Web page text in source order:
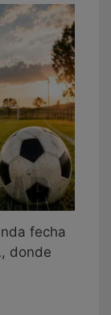
fecha
donde